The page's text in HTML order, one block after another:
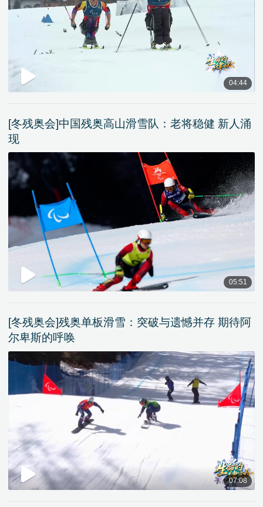
04:44
[冬残奥会]中国残奥高山滑雪队：老将稳健 新人涌
现
05:51
[冬残奥会]残奥单板滑雪：突破与遗憾并存 期待阿
尔卑斯的呼唤
07:08